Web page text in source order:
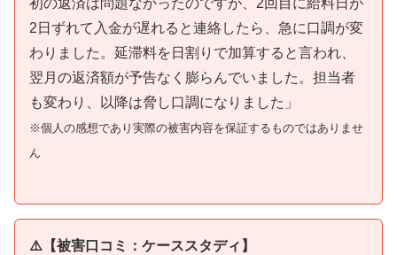
2日ずれて入金が遅れると連絡したら、急に口調が変
わりました。延滞料を日割りで加算すると言われ、
翌月の返済額が予告なく膨らんでいました。担当者
も変わり、以降は脅し口調になりました」
※個人の感想であり実際の被害内容を保証するものではありませ
ん
⚠️【被害口コミ：ケーススタディ】